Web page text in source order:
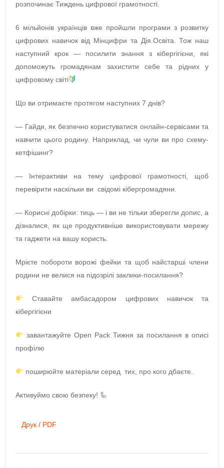
розпочинає Тиждень цифрової грамотності.
6 мільйонів українців вже пройшли програми з розвитку
цифрових навичок від Мінцифри та Дія.Освіта. Тож наш
наступний крок — посилити знання з кібергігієни, які
допоможуть громадянам захистити себе та рідних у
цифровому світі
Що ви отримаєте протягом наступних 7 днів?
— Гайди, як безпечно користуватися онлайн-сервісами та
навчити цього родину. Наприклад, чи чули ви про схему-
кетфішинг?
— Інтерактиви на тему цифрової грамотності, щоб
перевірити наскільки ви свідомі кібергромадяни.
— Корисні добірки: тиць — і ви не тільки зберегли допис, а
дізналися, як ще продуктивніше використовувати мережу
та гаджети на вашу користь.
Мрієте побороти ворожі фейки та щоб найстарші члени
родини не велися на підозрілі заклики-посилання?
Ставайте амбасадором цифрових навичок та
кібергігієни
завантажуйте Open Pack Тижня за посилання в описі
профілю
поширюйте матеріали серед тих, про кого дбаєте.
Активуймо свою безпеку! 🦾
Друк / PDF